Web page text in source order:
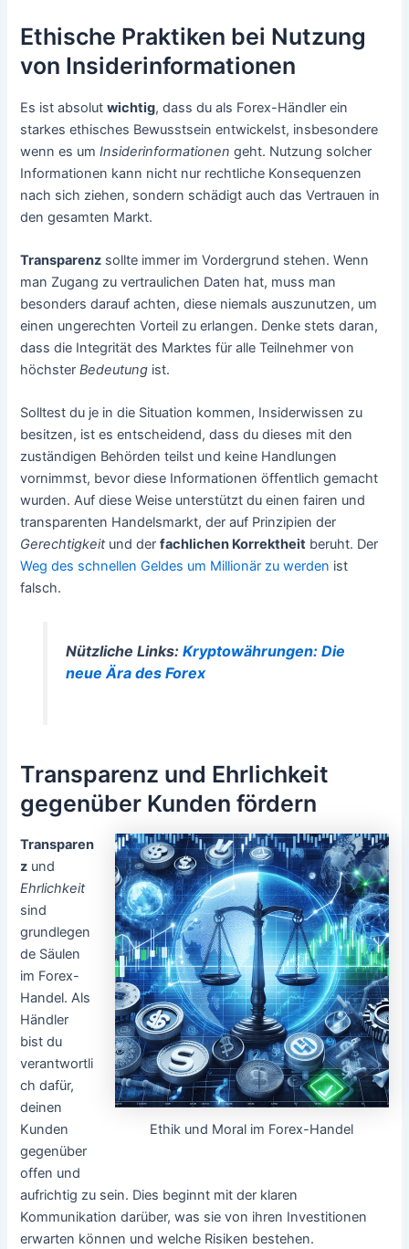
Ethische Praktiken bei Nutzung
von Insiderinformationen
Es ist absolutwichtig, dass du als Forex-Händler ein
starkes ethisches Bewusstsein entwickelst, insbesondere
wenn es umInsiderinformationen geht. Nutzung solcher
Informationen kann nicht nur rechtliche Konsequenzen
nach sich ziehen, sondern schädigt auch das Vertrauen in
den gesamten Markt.
Transparenz sollte immer im Vordergrund stehen. Wenn
man Zugang zu vertraulichen Daten hat, muss man
besonders darauf achten, diese niemals auszunutzen, um
einen ungerechten Vorteil zu erlangen. Denke stets daran,
dass die Integrität des Marktes für alle Teilnehmer von
höchsterBedeutung ist.
Solltest du je in die Situation kommen, Insiderwissen zu
besitzen, ist es entscheidend, dass du dieses mit den
zuständigen Behörden teilst und keine Handlungen
vornimmst, bevor diese Informationen öffentlich gemacht
wurden. Auf diese Weise unterstützt du einen fairen und
transparenten Handelsmarkt, der auf Prinzipien der
Gerechtigkeitund derfachlichen Korrektheit beruht. Der
Weg des schnellen Geldes um Millionär zu werden ist
falsch.
Nützliche Links: Kryptowährungen: Die
neue Ära des Forex
Transparenz und Ehrlichkeit
gegenüber Kunden fördern
Ethik und Moral im Forex-Handel
Transparen
z und
Ehrlichkeit
sind
grundlegen
de Säulen
im Forex-
Handel. Als
Händler
bist du
verantwortli
ch dafür,
deinen
Kunden
gegenüber
offen und
aufrichtig zu sein. Dies beginnt mit der klaren
Kommunikation darüber, was sie von ihren Investitionen
erwarten können und welche Risiken bestehen.